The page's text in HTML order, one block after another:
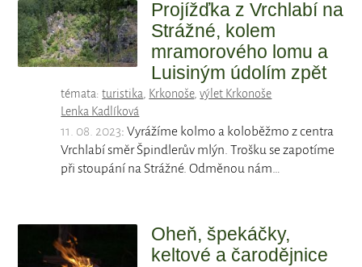
Projížďka z Vrchlabí na
Strážné, kolem
mramorového lomu a
Luisiným údolím zpět
témata:turistika, Krkonoše,výlet Krkonoše
Lenka Kadlíková
11. 08. 2023: Vyrážíme kolmo a koloběžmo z centra
Vrchlabí směr Špindlerův mlýn. Trošku se zapotíme
při stoupání na Strážné. Odměnou nám…
Oheň, špekáčky,
keltové a čarodějnice